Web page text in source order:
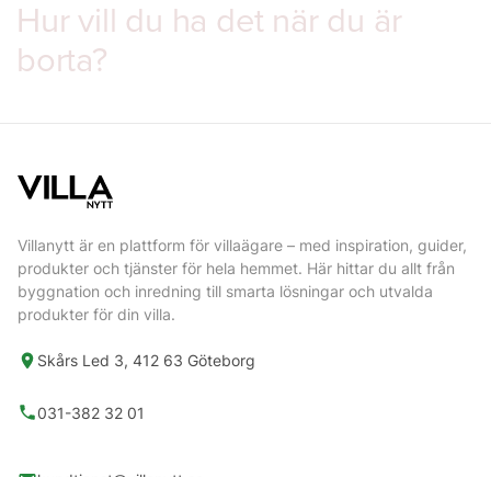
Hur vill du ha det när du är
borta?
Villanytt är en plattform för villaägare – med inspiration, guider,
produkter och tjänster för hela hemmet. Här hittar du allt från
byggnation och inredning till smarta lösningar och utvalda
produkter för din villa.
Skårs Led 3, 412 63 Göteborg
031-382 32 01